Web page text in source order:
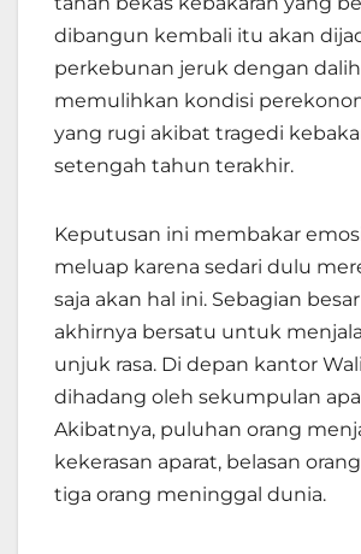
dibangun kembali itu akan
perkebunan jeruk dengan
memulihkan kondisi
yang rugi akibat tragedi
setengah tahun terakhir.
Keputusan ini membakar
meluap karena sedari dulu
saja akan hal ini. Sebagian
akhirnya bersatu untuk
unjuk rasa. Di depan kantor
dihadang oleh sekumpulan
Akibatnya, puluhan orang
kekerasan aparat, belasan
tiga orang meninggal dunia.